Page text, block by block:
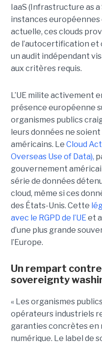
IaaS (Infrastructure as
instances européennes
actuelle, ces clouds
de l’autocertification et
un audit indépendant
aux critères requis.
L’UE milite activement
présence européenne
organismes publics
leurs données ne
américains. Le Cloud
Overseas Use of Data),
gouvernement
série de données
cloud, même si ces
des États-Unis. Cette
avec le RGPD de l’UEet a
d’une plus grande
l’Europe.
Un rempart
sovereignty
« Les organismes
opérateurs industriels
garanties concrètes en
numérique. Le label de